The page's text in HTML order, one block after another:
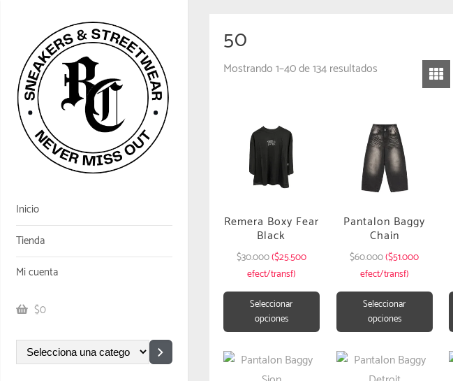
Inicio
Tienda
Mi cuenta
$0
50
Mostrando 1–40 de 134 resultados
Remera Boxy Fear
Black
$30.000($25.500
efect/transf)
Seleccionar
opciones
Pantalon Baggy
Chain
$60.000($51.000
efect/transf)
Seleccionar
opciones